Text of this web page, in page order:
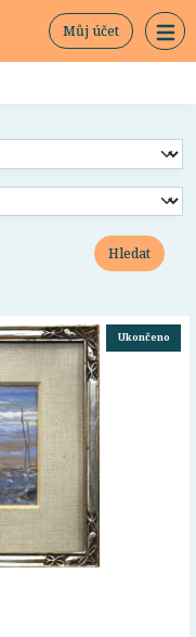
Můj účet
Hledat
Ukončeno